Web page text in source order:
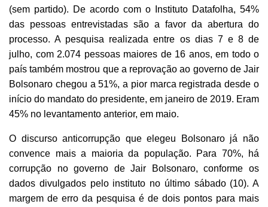
(sem partido). De acordo com o Instituto Datafolha, 54%
das pessoas entrevistadas são a favor da abertura do
processo. A pesquisa realizada entre os dias 7 e 8 de
julho, com 2.074 pessoas maiores de 16 anos, em todo o
país também mostrou que a reprovação ao governo de Jair
Bolsonaro chegou a 51%, a pior marca registrada desde o
início do mandato do presidente, em janeiro de 2019. Eram
45% no levantamento anterior, em maio.
O discurso anticorrupção que elegeu Bolsonaro já não
convence mais a maioria da população. Para 70%, há
corrupção no governo de Jair Bolsonaro, conforme os
dados divulgados pelo instituto no último sábado (10). A
margem de erro da pesquisa é de dois pontos para mais